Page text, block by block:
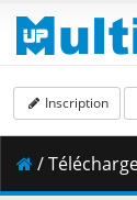
Inscription
/ Télécharger [Erai-raws] Kikansha no